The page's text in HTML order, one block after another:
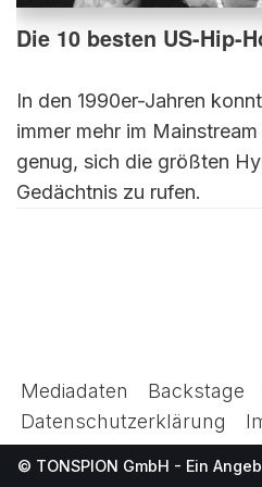
Die 10 besten US-Hip-
In den 1990er-Jahren
immer mehr im
genug, sich die größten
Gedächtnis zu rufen.
Mediadaten Backstage
Datenschutzerklärung
© TONSPION GmbH - Ein